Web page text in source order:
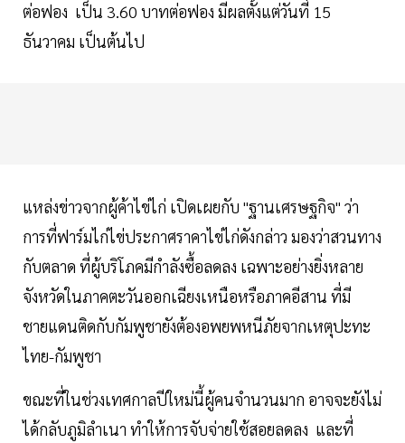
ต่อฟอง เป็น 3.60 บาทต่อฟอง มีผลตั้งแต่วันที่ 15
ธันวาคม เป็นต้นไป
แหล่งข่าวจากผู้ค้าไข่ไก่ เปิดเผยกับ "ฐานเศรษฐกิจ" ว่า
การที่ฟาร์มไก่ไข่ประกาศราคาไข่ไก่ดังกล่าว มองว่าสวนทาง
กับตลาด ที่ผู้บริโภคมีกำลังซื้อลดลง เฉพาะอย่างยิ่งหลาย
จังหวัดในภาคตะวันออกเฉียงเหนือหรือภาคอีสาน ที่มี
ชายแดนติดกับกัมพูชายังต้องอพยพหนีภัยจากเหตุปะทะ
ไทย-กัมพูชา
ขณะที่ในช่วงเทศกาลปีใหม่นี้ผู้คนจำนวนมาก อาจจะยังไม่
ได้กลับภูมิลำเนา ทำให้การจับจ่ายใช้สอยลดลง และที่